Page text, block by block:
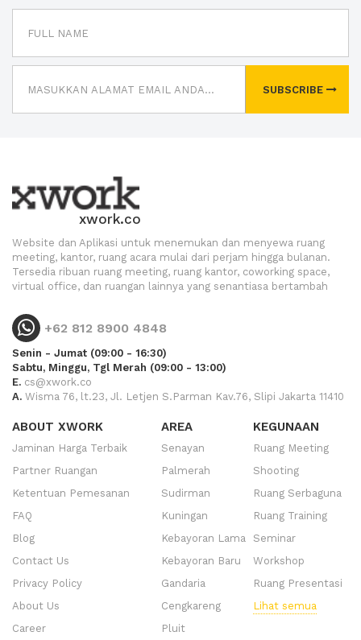
SUBSCRIBE
xwork.co
Website dan Aplikasi untuk menemukan dan menyewa ruang
meeting, kantor, ruang acara mulai dari perjam hingga bulanan.
Tersedia ribuan ruang meeting, ruang kantor, coworking space,
virtual office, dan ruangan lainnya yang senantiasa bertambah
+62 812 8900 4848
Senin - Jumat (09:00 - 16:30)
Sabtu, Minggu, Tgl Merah (09:00 - 13:00)
E. cs@xwork.co
A. Wisma 76, lt.23, Jl. Letjen S.Parman Kav.76, Slipi Jakarta 11410
ABOUT XWORK
Jaminan Harga Terbaik
Partner Ruangan
Ketentuan Pemesanan
FAQ
Blog
Contact Us
Privacy Policy
About Us
Career
AREA
Senayan
Palmerah
Sudirman
Kuningan
Kebayoran Lama
Kebayoran Baru
Gandaria
Cengkareng
Pluit
KEGUNAAN
Ruang Meeting
Shooting
Ruang Serbaguna
Ruang Training
Seminar
Workshop
Ruang Presentasi
Lihat semua